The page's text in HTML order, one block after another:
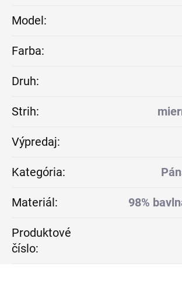
Model:
Farba:
Druh:
Strih:
Výpredaj:
Kategória:
Materiál: 98%
Produktové
číslo: